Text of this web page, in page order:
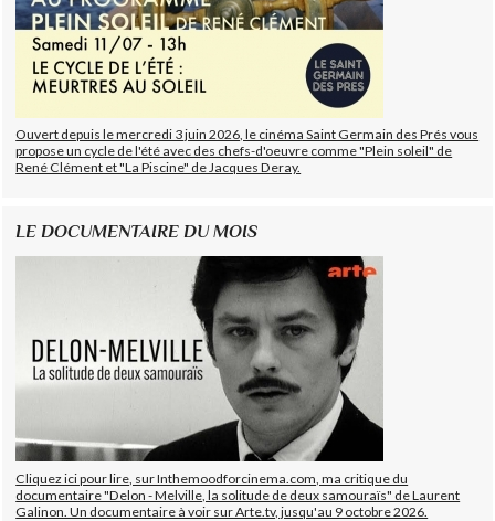
Ouvert depuis le mercredi 3 juin 2026, le cinéma Saint Germain des Prés vous
propose un cycle de l'été avec des chefs-d'oeuvre comme "Plein soleil" de
René Clément et "La Piscine" de Jacques Deray.
LE DOCUMENTAIRE DU MOIS
Cliquez ici pour lire, sur Inthemoodforcinema.com, ma critique du
documentaire "Delon - Melville, la solitude de deux samouraïs" de Laurent
Galinon. Un documentaire à voir sur Arte.tv, jusqu'au 9 octobre 2026.